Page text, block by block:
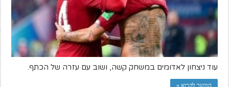
עוד ניצחון לאדומים במשחק קשה, ושוב עם עזרה של הכתף.